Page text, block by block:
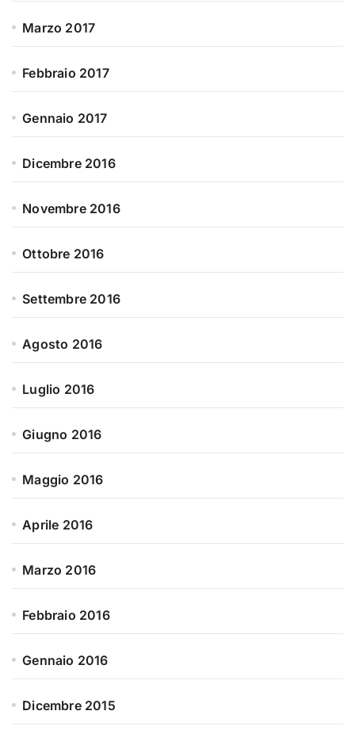
Marzo 2017
Febbraio 2017
Gennaio 2017
Dicembre 2016
Novembre 2016
Ottobre 2016
Settembre 2016
Agosto 2016
Luglio 2016
Giugno 2016
Maggio 2016
Aprile 2016
Marzo 2016
Febbraio 2016
Gennaio 2016
Dicembre 2015